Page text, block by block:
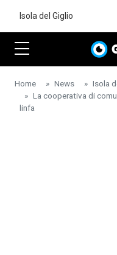
Isola del Giglio
Home News Isola
La cooperativa di
linfa